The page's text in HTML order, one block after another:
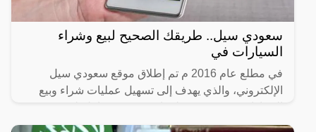
سعودي سيل.. طريقك الصحيح لبيع وشراء
السيارات في
في مطلع عام 2016 م تم إطلاق موقع سعودي سيل
الإلكتروني، والذي يهدف إلى تسهيل عمليات شراء وبيع
السيارات المستعملة